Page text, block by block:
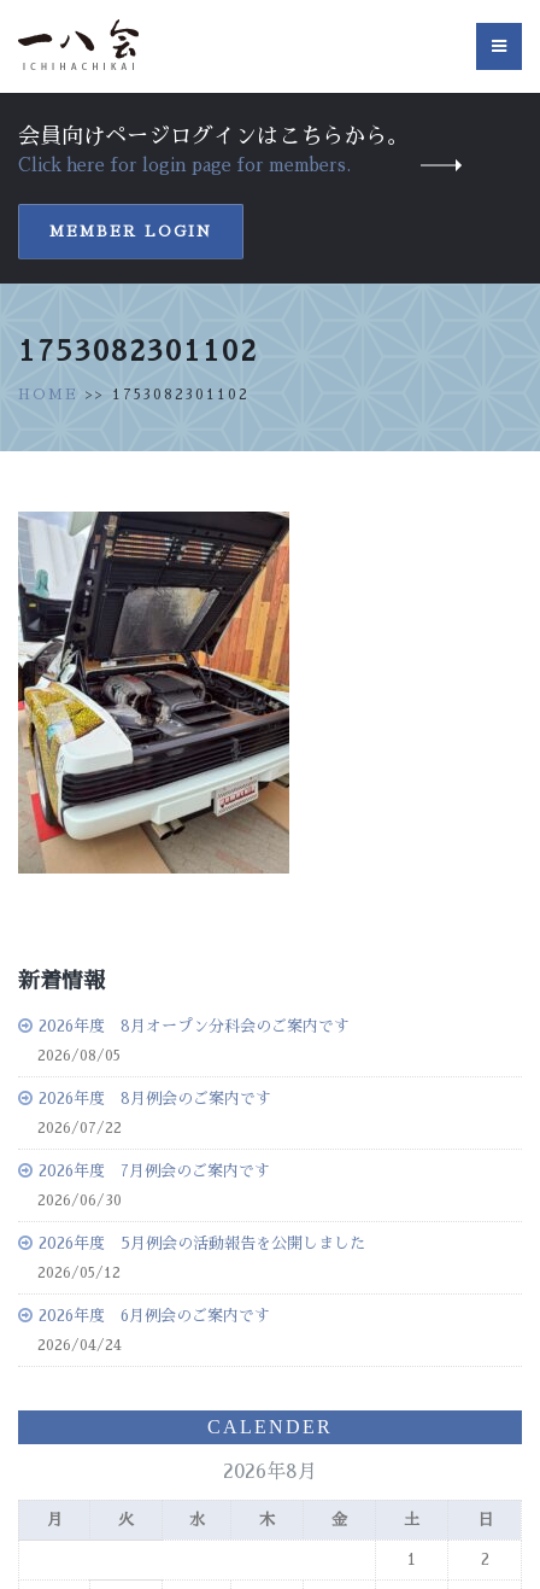
会員向けページログインはこちらから。
Click here for login page for members.
MEMBER LOGIN
1753082301102
HOME >> 1753082301102
新着情報
2026年度 8月オープン分科会のご案内です
2026/08/05
2026年度 8月例会のご案内です
2026/07/22
2026年度 7月例会のご案内です
2026/06/30
2026年度 5月例会の活動報告を公開しました
2026/05/12
2026年度 6月例会のご案内です
2026/04/24
CALENDER
2026年8月
月 火 水 木 金 土 日
1 2